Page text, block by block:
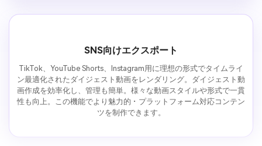
SNS向けエクスポート
TikTok、YouTube Shorts、Instagram用に理想の形式でタイムライ
ン最適化されたダイジェスト動画をレンダリング。ダイジェスト動
画作成を効率化し、管理も簡単。様々な動画スタイルや形式で一貫
性も向上。この機能でより魅力的・プラットフォーム対応コンテン
ツを制作できます。